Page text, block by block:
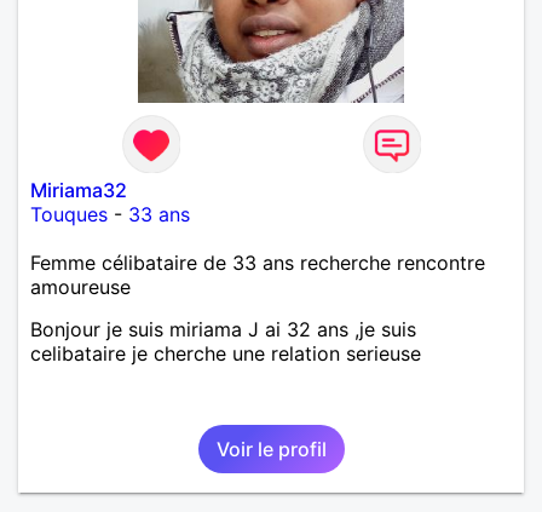
Miriama32
Touques - 33 ans
Femme célibataire de 33 ans recherche rencontre
amoureuse
Bonjour je suis miriama J ai 32 ans ,je suis
celibataire je cherche une relation serieuse
Voir le profil